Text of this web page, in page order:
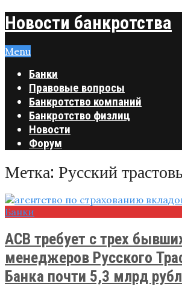
Новости банкротства
Menu
Банки
Правовые вопросы
Банкротство компаний
Банкротство физлиц
Новости
Форум
Метка: Русский
Банки
АСВ требует с трех
менеджеров Русского
Банка почти 5,3 млрд